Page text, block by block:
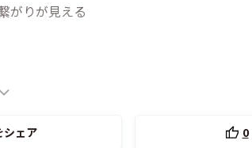
がりが見える
シェア 0